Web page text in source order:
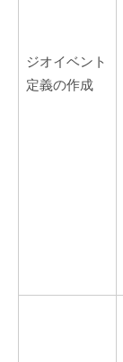
ジオイベント
定義の作成